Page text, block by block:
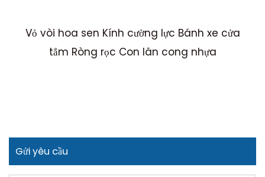
Vỏ vòi hoa sen Kính cường lực Bánh xe cửa
tắm Ròng rọc Con lăn cong nhựa
Gửi yêu cầu